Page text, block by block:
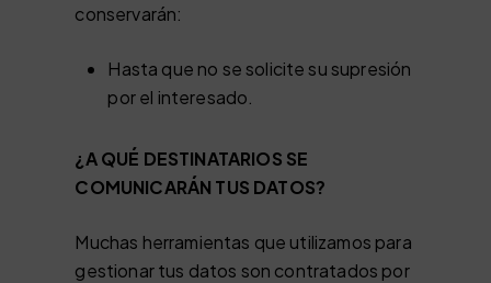
conservarán:
Hasta que no se solicite su supresión
por el interesado.
¿A QUÉ DESTINATARIOS SE
COMUNICARÁN TUS DATOS?
Muchas herramientas que utilizamos para
gestionar tus datos son contratados por